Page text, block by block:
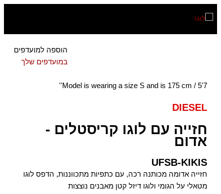
דילוג
לתוכן
DIESEL
חזייה עם לוגו קריסטלים -
אדום
UFSB-KIKIS
חזייה אדומה מכותנה רכה, עם כתפיות מתכווננות, הדפס לוגו
מטאלי על הגומי ולוגו דיזל קטן מאבנים נוצצות
הוספה למועדפים
במועדפים שלך
Model is wearing a size S and is 175 cm / 5'7''